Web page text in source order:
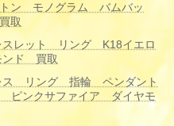
ン モノグラム バムバッ
取
レット リング K18イエロ
ンド 買取
ス リング 指輪 ペンダント
ピンクサファイア ダイヤモ